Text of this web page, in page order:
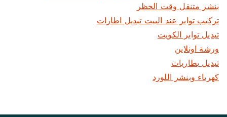
بنشر متنقل وقت الحظر
تركيب تواير عند البيت تبديل اطارات
تبديل تواير الكويت
ورشة اونلاين
تبديل بطاريات
كهرباء وبنشر اللورد